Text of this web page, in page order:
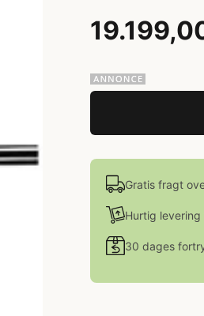
Gratis fragt
Hurtig
30 dages